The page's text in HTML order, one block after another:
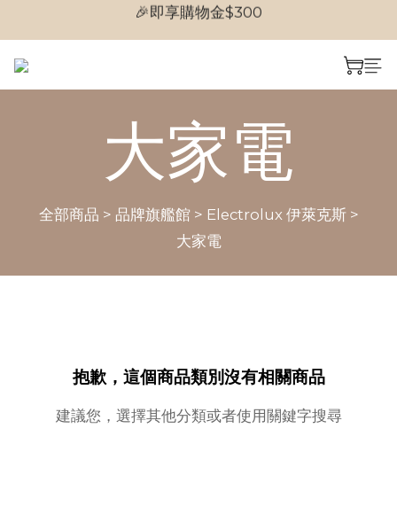
🎉首次加入會員
🎉即享購物金$300
大家電
全部商品 > 品牌旗艦館 > Electrolux 伊萊克斯>
大家電
抱歉，這個商品類別沒有相關商品
建議您，選擇其他分類或者使用關鍵字搜尋